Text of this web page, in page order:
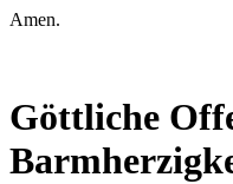
Amen.
Göttliche